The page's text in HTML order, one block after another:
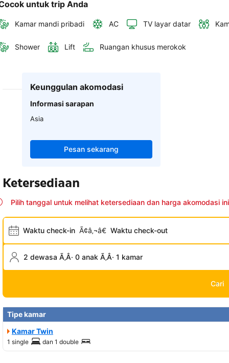
untuk trip Anda
Kamar mandi pribadi AC TV layar datar
Shower Lift Ruangan khusus merokok
Keunggulan akomodasi
Informasi sarapan
Asia
Pesan sekarang
Ketersediaan
Pilih tanggal untuk melihat ketersediaan dan harga akomodasi ini
Waktu check-in Ã¢â‚¬â€ Waktu check-out
2 dewasa Ã‚Â· 0 anak Ã‚Â· 1 kamar
Cari
Tipe kamar
Kamar Twin
1 single dan 1 double